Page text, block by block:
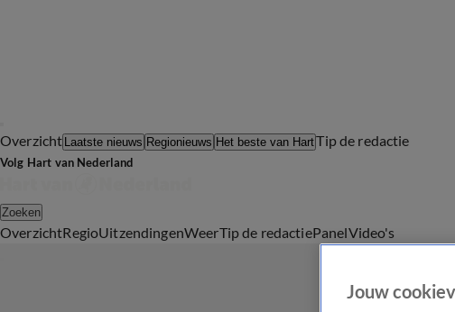
Overzicht Laatste nieuws Regionieuws Het beste van HartTip de redactie
Volg Hart van Nederland
Zoeken
OverzichtRegioUitzendingenWeerTip de redactiePanelVideo's
Jouw